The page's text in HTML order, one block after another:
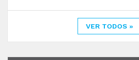
VER TODOS »